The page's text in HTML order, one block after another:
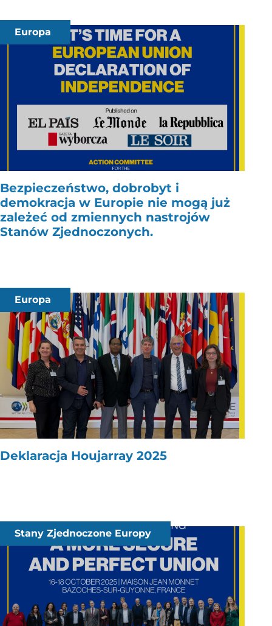
Europa
Bezpieczeństwo, dobrobyt i
demokracja w Europie nie mogą już
zależeć od zmiennych nastrojów
Stanów Zjednoczonych.
Europa
Deklaracja Houjarray 2025
Stany Zjednoczone Europy